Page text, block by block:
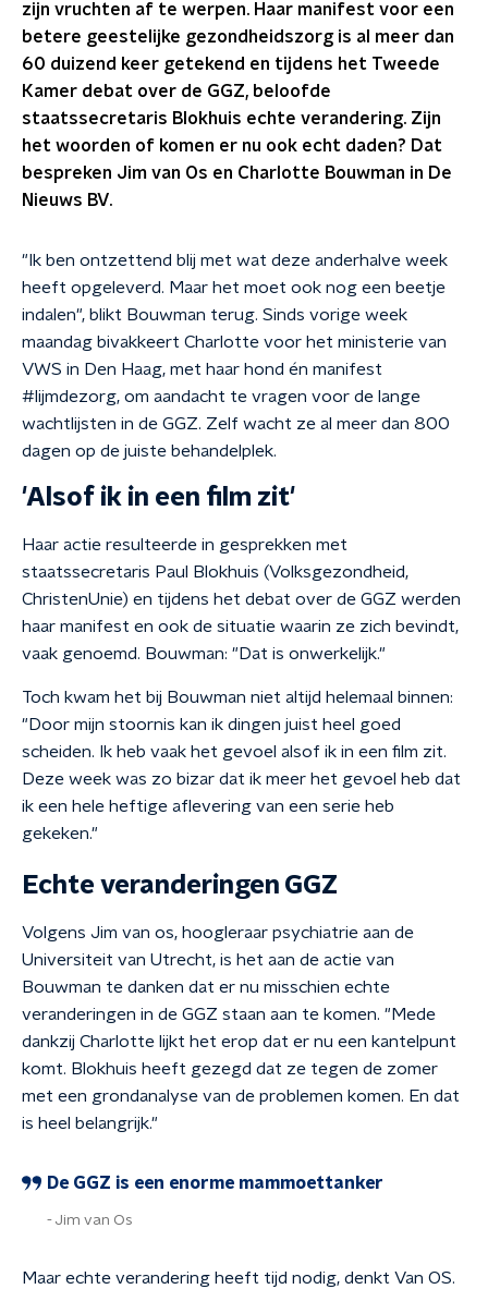
zijn vruchten af te werpen. Haar manifest voor een
betere geestelijke gezondheidszorg is al meer dan
60 duizend keer getekend en tijdens het Tweede
Kamer debat over de GGZ, beloofde
staatssecretaris Blokhuis echte verandering. Zijn
het woorden of komen er nu ook echt daden? Dat
bespreken Jim van Os en Charlotte Bouwman in De
Nieuws BV.
"Ik ben ontzettend blij met wat deze anderhalve week
heeft opgeleverd. Maar het moet ook nog een beetje
indalen", blikt Bouwman terug. Sinds vorige week
maandag bivakkeert Charlotte voor het ministerie van
VWS in Den Haag, met haar hond én manifest
#lijmdezorg, om aandacht te vragen voor de lange
wachtlijsten in de GGZ. Zelf wacht ze al meer dan 800
dagen op de juiste behandelplek.
'Alsof ik in een film zit'
Haar actie resulteerde in gesprekken met
staatssecretaris Paul Blokhuis (Volksgezondheid,
ChristenUnie) en tijdens het debat over de GGZ werden
haar manifest en ook de situatie waarin ze zich bevindt,
vaak genoemd. Bouwman: "Dat is onwerkelijk."
Toch kwam het bij Bouwman niet altijd helemaal binnen:
"Door mijn stoornis kan ik dingen juist heel goed
scheiden. Ik heb vaak het gevoel alsof ik in een film zit.
Deze week was zo bizar dat ik meer het gevoel heb dat
ik een hele heftige aflevering van een serie heb
gekeken."
Echte veranderingen GGZ
Volgens Jim van os, hoogleraar psychiatrie aan de
Universiteit van Utrecht, is het aan de actie van
Bouwman te danken dat er nu misschien echte
veranderingen in de GGZ staan aan te komen. "Mede
dankzij Charlotte lijkt het erop dat er nu een kantelpunt
komt. Blokhuis heeft gezegd dat ze tegen de zomer
met een grondanalyse van de problemen komen. En dat
is heel belangrijk."
De GGZ is een enorme mammoettanker
Jim van Os
Maar echte verandering heeft tijd nodig, denkt Van OS.